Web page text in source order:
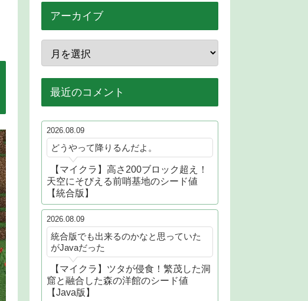
アーカイブ
最近のコメント
2026.08.09
どうやって降りるんだよ。
【マイクラ】高さ200ブロック超え！
天空にそびえる前哨基地のシード値
【統合版】
2026.08.09
統合版でも出来るのかなと思っていた
がJavaだった
【マイクラ】ツタが侵食！繁茂した洞
窟と融合した森の洋館のシード値
【Java版】